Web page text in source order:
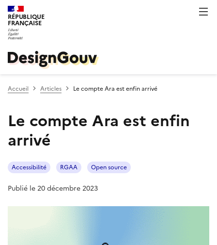
RÉPUBLIQUE
FRANÇAISE
Accueil Articles Le compte Ara est enfin arrivé
Le compte Ara est enfin
arrivé
Accessibilité RGAA Open source
Publié le 20 décembre 2023